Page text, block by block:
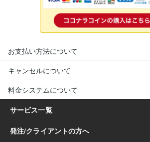
お支払い方法について
キャンセルについて
料金システムについて